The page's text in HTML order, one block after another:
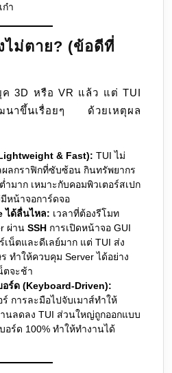
ก๋า
ไม่ตาย? (ข้อดีที่
ค 3D หรือ VR แล้ว แต่ TUI
ฒนาขึ้นเรื่อยๆ ด้วยเหตุผล
& Fast): TUI ไม่
ผลกราฟิกที่ซับซ้อน กินทรัพยากร
ำมาก เหมาะกับคอมพิวเตอร์สเปก
หน้าจอการ์ดจอ
ได้ลื่นไหล: เวลาที่ต้องรีโมท
ผ่าน SSH การเปิดหน้าจอ GUI
เน็ตและดีเลย์มาก แต่ TUI ส่ง
ทำให้ควบคุม Server ได้อย่าง
ตจะช้า
อร์ด (Keyboard-Driven):
การละมือไปจับเมาส์ทำให้
านลดลง TUI ส่วนใหญ่ถูกออกแบบ
ร์ด 100% ทำให้ทำงานได้